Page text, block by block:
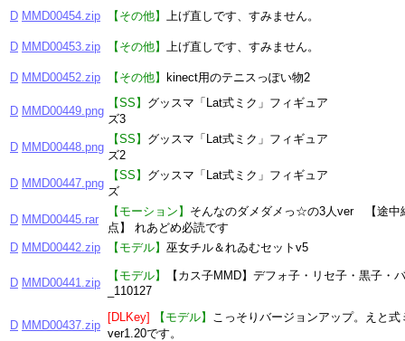
D MMD00454.zip 【その他】 上げ直しです、すみません。
D MMD00453.zip 【その他】 上げ直しです、すみません。
D MMD00452.zip 【その他】 kinect用のテニスっぽい物2
D MMD00449.png
【SS】 グッスマ「Lat式ミク」フィギュア
ズ3
D MMD00448.png
【SS】 グッスマ「Lat式ミク」フィギュア
ズ2
D MMD00447.png
【SS】 グッスマ「Lat式ミク」フィギュア
ズ
D MMD00445.rar
【モーション】 そんなのダメダメっ☆の3人ver 【途中
点】 れあどめ必読です
D MMD00442.zip 【モデル】 巫女チル＆れゐむセットv5
D MMD00441.zip
【モデル】
【カス子MMD】デフォ子・リセ子・黒子・
_110127
D MMD00437.zip
[DLKey] 【モデル】 こっそりバージョンアップ。えと式
ver1.20です。